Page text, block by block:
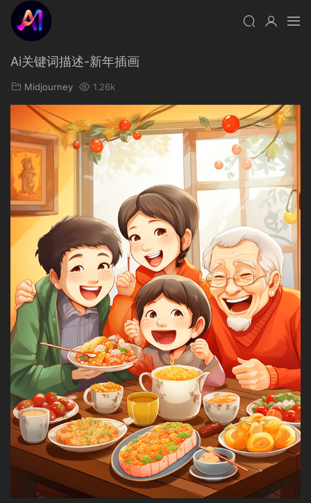
Ai关键词描述-新年插画
Midjourney 1.26k